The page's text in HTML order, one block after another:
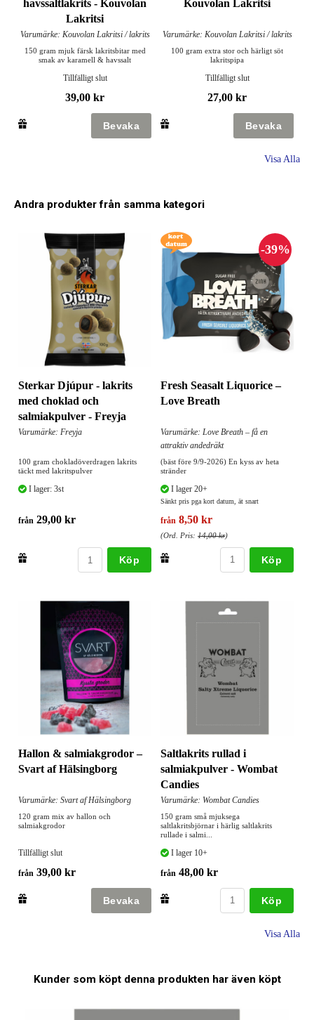
havssaltlakrits - Kouvolan
Lakritsi
Varumärke: Kouvolan Lakritsi / lakrits
150 gram mjuk färsk lakritsbitar med
smak av karamell & havssalt
Tillfälligt slut
39,00 kr
Kouvolan Lakritsi
Varumärke: Kouvolan Lakritsi / lakrits
100 gram extra stor och härligt söt
lakritspipa
Tillfälligt slut
27,00 kr
Visa Alla
Andra produkter från samma kategori
Sterkar Djúpur - lakrits
med choklad och
salmiakpulver - Freyja
Varumärke: Freyja
100 gram chokladöverdragen lakrits
täckt med lakritspulver
I lager: 3st
från 29,00 kr
Köp
Fresh Seasalt Liquorice –
Love Breath
Varumärke: Love Breath – få en
attraktiv andedräkt
(bäst före 9/9-2026) En kyss av heta
stränder
I lager 20+
Sänkt pris pga kort datum, ät snart
från 8,50 kr
(Ord. Pris: 14,00 kr)
Köp
Hallon & salmiakgrodor –
Svart af Hälsingborg
Varumärke: Svart af Hälsingborg
120 gram mix av hallon och
salmiakgrodor
Tillfälligt slut
från 39,00 kr
Saltlakrits rullad i
salmiakpulver - Wombat
Candies
Varumärke: Wombat Candies
150 gram små mjuksega
saltlakritsbjörnar i härlig saltlakrits
rullade i salmi...
I lager 10+
från 48,00 kr
Köp
Visa Alla
Kunder som köpt denna produkten har även köpt